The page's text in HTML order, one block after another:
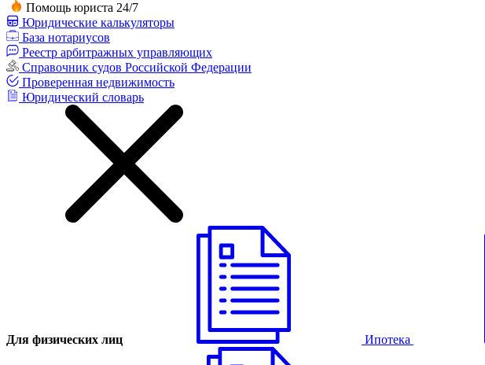
Помощь юриста 24/7
Юридические калькуляторы
База нотариусов
Реестр арбитражных управляющих
Справочник судов Российской Федерации
Проверенная недвижимость
Юридический словарь
Для физических лиц Ипотека